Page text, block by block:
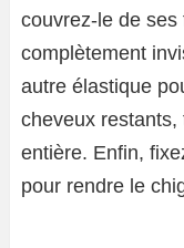
couvrez-le de ses
complètement
autre élastique
cheveux
entière. Enfin,
pour rendre le